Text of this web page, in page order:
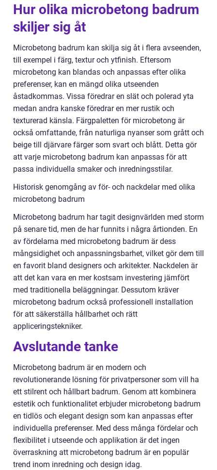
Hur olika microbetong badrum
skiljer sig åt
Microbetong badrum kan skilja sig åt i flera avseenden,
till exempel i färg, textur och ytfinish. Eftersom
microbetong kan blandas och anpassas efter olika
preferenser, kan en mängd olika utseenden
åstadkommas. Vissa föredrar en slät och polerad yta
medan andra kanske föredrar en mer rustik och
texturerad känsla. Färgpaletten för microbetong är
också omfattande, från naturliga nyanser som grått och
beige till djärvare färger som svart och blått. Detta gör
att varje microbetong badrum kan anpassas för att
passa individuella smaker och inredningsstilar.
Historisk genomgång av för- och nackdelar med olika
microbetong badrum
Microbetong badrum har tagit designvärlden med storm
på senare tid, men de har funnits i några årtionden. En
av fördelarna med microbetong badrum är dess
mångsidighet och anpassningsbarhet, vilket gör dem till
en favorit bland designers och arkitekter. Nackdelen är
att det kan vara en mer kostsam investering jämfört
med traditionella beläggningar. Dessutom kräver
microbetong badrum också professionell installation
för att säkerställa hållbarhet och rätt
appliceringstekniker.
Avslutande tanke
Microbetong badrum är en modern och
revolutionerande lösning för privatpersoner som vill ha
ett stilrent och hållbart badrum. Genom att kombinera
estetik och funktionalitet erbjuder microbetong badrum
en tidlös och elegant design som kan anpassas efter
individuella preferenser. Med dess många fördelar och
flexibilitet i utseende och applikation är det ingen
överraskning att microbetong badrum är en populär
trend inom inredning och design idag.